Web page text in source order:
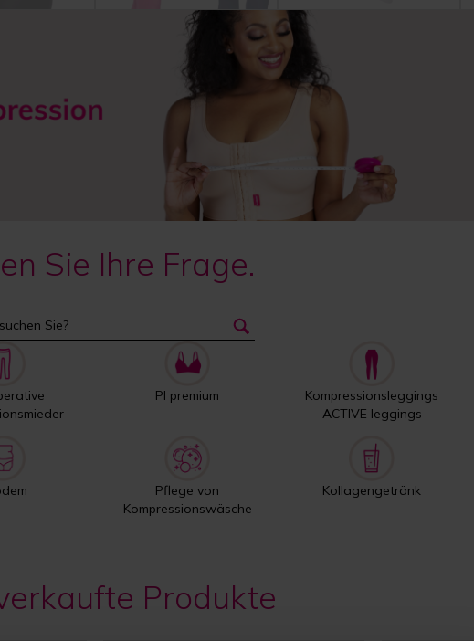
Sie Ihre Frage.
PI premium
Kompressionsleggings
ACTIVE leggings
Pflege von
Kompressionswäsche
Kollagengetränk
Produkte